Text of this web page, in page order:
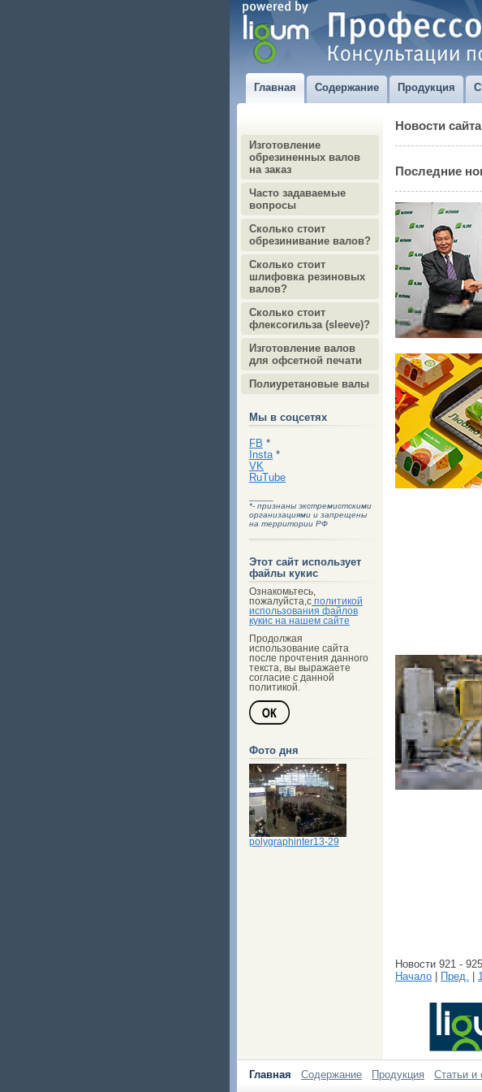
Главная Содержание Продукция
Изготовление
обрезиненных валов
на заказ
Часто задаваемые
вопросы
Сколько стоит
обрезинивание валов?
Сколько стоит
шлифовка резиновых
валов?
Сколько стоит
флексогильза (sleeve)?
Изготовление валов
для офсетной печати
Полиуретановые валы
Мы в соцсетях
FB *
Insta *
VK
RuTube
*- признаны экстремистскими
организациями и запрещены
на территории РФ
Этот сайт использует
файлы кукис
Ознакомьтесь,
пожалуйста,с политикой
использования файлов
кукис на нашем сайте
Продолжая
использование сайта
после прочтения данного
текста, вы выражаете
согласие с данной
политикой.
Фото дня
polygraphinter13-29
Новости сайта
Последние
Новости 921 -
Начало
Пред.
Главная Содержание Продукция Статьи и